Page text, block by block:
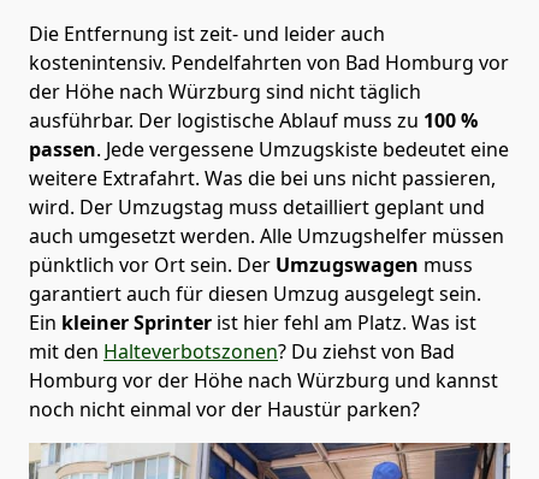
Die Entfernung ist zeit- und leider auch
kostenintensiv. Pendelfahrten von Bad Homburg vor
der Höhe nach Würzburg sind nicht täglich
ausführbar. Der logistische Ablauf muss zu 100 %
passen. Jede vergessene Umzugskiste bedeutet eine
weitere Extrafahrt. Was die bei uns nicht passieren,
wird. Der Umzugstag muss detailliert geplant und
auch umgesetzt werden. Alle Umzugshelfer müssen
pünktlich vor Ort sein. Der Umzugswagen muss
garantiert auch für diesen Umzug ausgelegt sein.
Ein kleiner Sprinter ist hier fehl am Platz. Was ist
mit den Halteverbotszonen? Du ziehst von Bad
Homburg vor der Höhe nach Würzburg und kannst
noch nicht einmal vor der Haustür parken?